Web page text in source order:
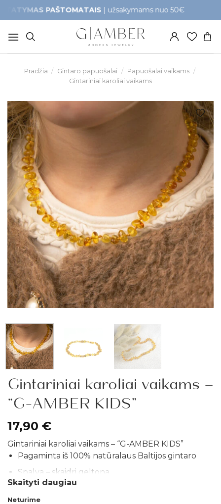
to
content
PAŠTOMATAIS| užsakymams nuo 50€
Pradžia / Gintaro papuošalai / Papuošalai vaikams /
Gintariniai karoliai vaikams
Pridėti į
patikusios
prekės
Gintariniai karoliai vaikams –
“G-AMBER KIDS”
17,90 €
Gintariniai karoliai vaikams – “G-AMBER KIDS”
Pagaminta iš 100% natūralaus Baltijos gintaro
Spalva – skaidri geltona.
Suverta per mazgą ant patvaraus kaprono siūlo.
Skaityti daugiau
Neturime